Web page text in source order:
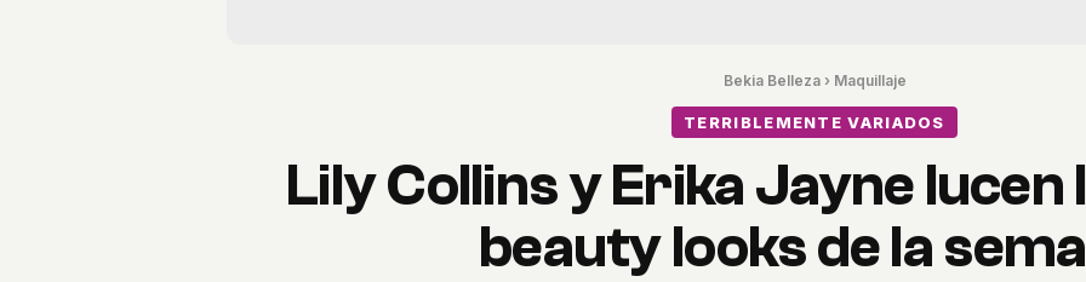
Bekia Belleza› Maquillaje
TERRIBLEMENTE VARIADOS
Lily Collins y Erika Jayne lucen
beauty looks de la